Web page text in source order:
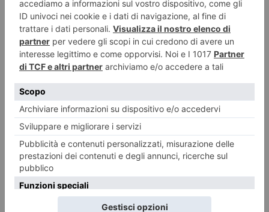
LASCIA UN COMMENTO